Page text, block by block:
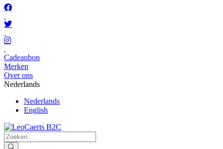
Cadeaubon
Merken
Over ons
Nederlands
Nederlands
English